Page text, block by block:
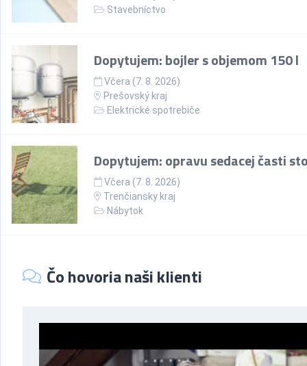
Stavebníctvo
Dopytujem: bojler s objemom 150 l
Včera (7. 8. 2026)
Prešovský kraj
Elektrické spotrebiče
Dopytujem: opravu sedacej časti
Včera (7. 8. 2026)
Trenčiansky kraj
Nábytok
Čo hovoria naši klienti